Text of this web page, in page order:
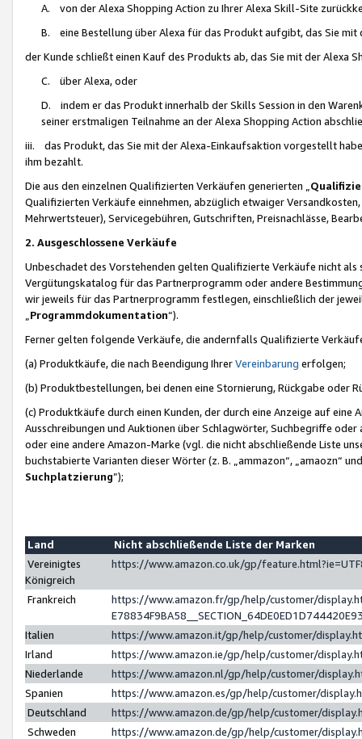
A. von der Alexa Shopping Action zu Ihrer Alexa Skill-Site
B. eine Bestellung über Alexa für das Produkt aufgibt, das Sie mit
der Kunde schließt einen Kauf des Produkts ab, das Sie mit der Alexa
C. über Alexa, oder
D. indem er das Produkt innerhalb der Skills Session in den
seiner erstmaligen Teilnahme an der Alexa Shopping Action
iii. das Produkt, das Sie mit der Alexa-Einkaufsaktion vorgestellt
ihm bezahlt.
Die aus den einzelnen Qualifizierten Verkäufen generierten „
Qualifizierten Verkäufe einnehmen, abzüglich etwaiger
Mehrwertsteuer), Servicegebühren, Gutschriften, Preisnachlässe,
2. Ausgeschlossene Verkäufe
Unbeschadet des Vorstehenden gelten Qualifizierte Verkäufe nicht
Vergütungskatalog für das Partnerprogramm oder andere
wir jeweils für das Partnerprogramm festlegen, einschließlich der
Programmdokumentation“).
Ferner gelten folgende Verkäufe, die andernfalls Qualifizierte
(a) Produktkäufe, die nach Beendigung IhrerVereinbarung erfolgen;
(b) Produktbestellungen, bei denen eine Stornierung, Rückgabe oder
(c) Produktkäufe durch einen Kunden, der durch eine Anzeige auf
Ausschreibungen und Auktionen über Schlagwörter, Suchbegriffe
oder eine andere Amazon-Marke (vgl. die nicht abschließende Liste
buchstabierte Varianten dieser Wörter (z. B. „ammazon“, „amaozn“
Suchplatzierung”);
Land
Nicht abschließende Liste der Marken
Vereinigtes
Königreich
https://www.amazon.co.uk/gp/
Frankreich
https://www.amazon.fr/gp/help/customer/
Italien
https://www.amazon.it/gp/help/customer/
Irland
https://www.amazon.ie/gp/help/customer/
Niederlande
https://www.amazon.nl/gp/help/customer/
Spanien
https://www.amazon.es/gp/help/customer/
Deutschland
https://www.amazon.de/gp/help/customer/
Schweden
https://www.amazon.de/gp/help/customer/